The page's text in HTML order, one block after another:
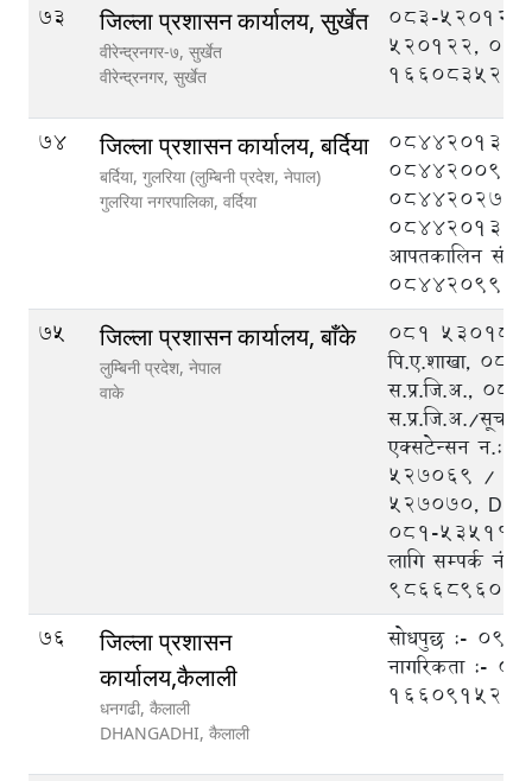
73 जिल्ला प्रशासन कार्यालय, सुर्खेत
वीरेन्द्रनगर-७, सुर्खेत
वीरेन्द्रनगर, सुर्खेत
083-
520122,
74 जिल्ला प्रशासन कार्यालय, बर्दिया
बर्दिया, गुलरिया (लुम्बिनी प्रदेश, नेपाल)
गुलरिया नगरपालिका, वर्दिया
084420133,
084420095,
084420276,
084420132,
आपतकालिन
084420999
75
जिल्ला प्रशासन कार्यालय, बाँके
लुम्बिनी प्रदेश, नेपाल
वाके
०८१ ५३०१८८
पि‍.ए.शाखा,
स.प्र.जि.अ.,
स.प्र.जि.अ./सूचना
एक्सटेन्सन न.:
५२७०६९ /
५२७०७०,
०८१-५३५१११,
लागि सम्पर्क नं.
9866896048
76
जिल्ला प्रशासन
कार्यालय,कैलाली
धनगढी, कैलाली
DHANGADHI, कैलाली
सोधपुछ :-
नागरिकता :-